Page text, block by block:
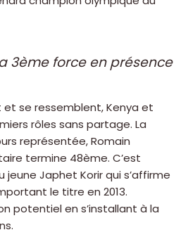
3ème force en présence
et se ressemblent, Kenya et
rôles sans partage. La
représentée, Romain
termine 48ème. C’est
jeune Japhet Korir qui s’affirme
le titre en 2013.
potentiel en s’installant à la